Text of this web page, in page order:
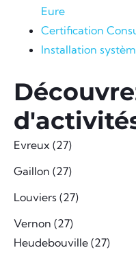
Eure
Certification
Installation
Evreux (27)
Gaillon (27)
Louviers (27)
Vernon (27)
Heudebouville (27)